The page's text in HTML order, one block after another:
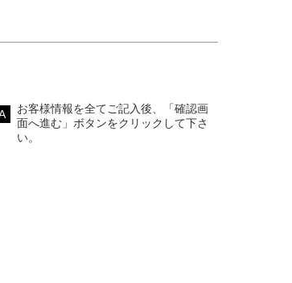
お客様情報を全てご記入後、「確認画
面へ進む」ボタンをクリックして下さ
い。